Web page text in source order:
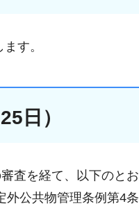
す。
日）
査を経て、以下のと
公共物管理条例第4